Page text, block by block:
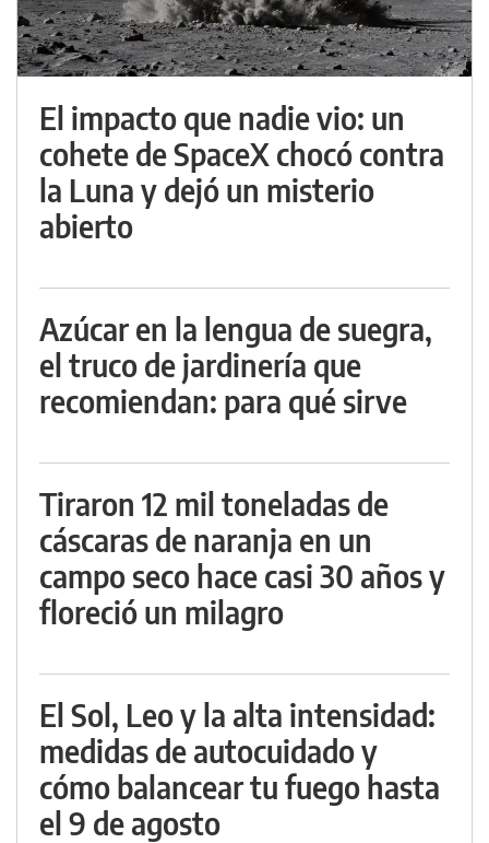
El impacto que nadie vio: un
cohete de SpaceX chocó contra
la Luna y dejó un misterio
abierto
Azúcar en la lengua de suegra,
el truco de jardinería que
recomiendan: para qué sirve
Tiraron 12 mil toneladas de
cáscaras de naranja en un
campo seco hace casi 30 años y
floreció un milagro
El Sol, Leo y la alta intensidad:
medidas de autocuidado y
cómo balancear tu fuego hasta
el 9 de agosto